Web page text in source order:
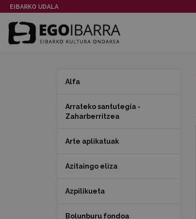
EIBARKO UDALA
Alfa
Arrateko santutegia -
Zaharberritzea
Arte aplikatuak
Azitaingo eliza
Azpilikueta
Bolunburu fondoa